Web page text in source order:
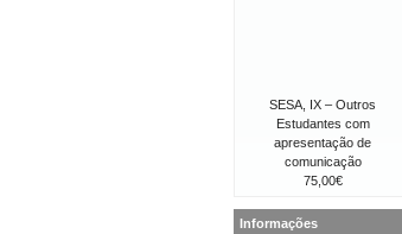
SESA, IX – Outros
Estudantes com
apresentação de
comunicação
75,00€
Informações